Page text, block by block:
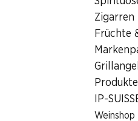
Zigarren
Früchte
IP-
Weinshop
Zürichstrasse 20, 8610
Zur Wegbeschreibung
Öffnungszeiten